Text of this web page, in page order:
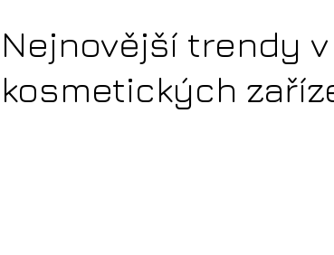
Nejnovější trendy
kosmetických